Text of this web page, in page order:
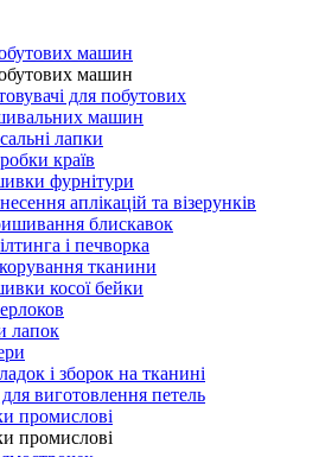
машин
машин
для побутових
машин
лапки
країв
фурнітури
аплікацій та візерунків
блискавок
і печворка
тканини
косої бейки
лапок
і зборок на тканині
виготовлення петель
промислові
промислові